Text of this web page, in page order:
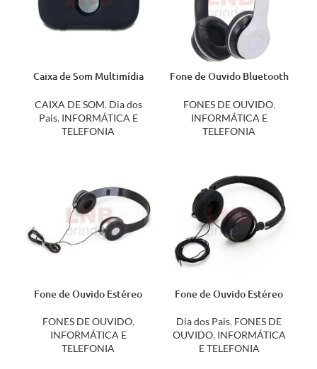
Caixa de Som Multimídia
CAIXA DE SOM, Dia dos
Pais, INFORMÁTICA E
TELEFONIA
Fone de Ouvido Bluetooth
FONES DE OUVIDO,
INFORMÁTICA E
TELEFONIA
Fone de Ouvido Estéreo
FONES DE OUVIDO,
INFORMÁTICA E
TELEFONIA
Fone de Ouvido Estéreo
Dia dos Pais, FONES DE
OUVIDO, INFORMÁTICA
E TELEFONIA